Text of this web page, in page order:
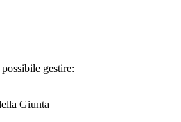
gestire:
Giunta